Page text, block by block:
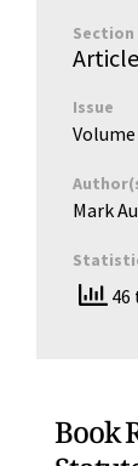
Book
Section
Issue
Volume
Mark
46